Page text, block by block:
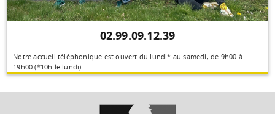
02.99.09.12.39
Notre accueil téléphonique est ouvert du lundi* au samedi, de 9h00 à
19h00 (*10h le lundi)